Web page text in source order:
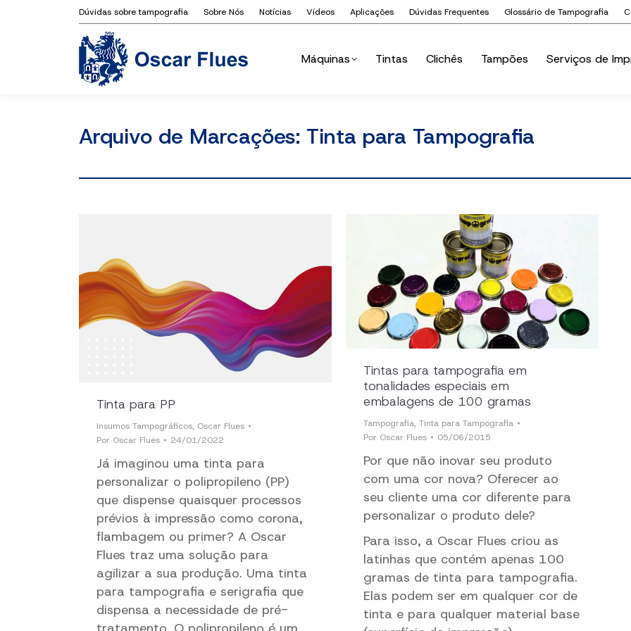
Dúvidas sobre tampografia Sobre Nós Notícias Vídeos Aplicações Dúvidas Frequentes Glossário de Tampografia
Máquinas Tintas Clichês Tampões Serviços de
Arquivo de Marcações: Tinta para Tampografia
Tinta para PP
Insumos Tampográficos, Oscar Flues
Por Oscar Flues 24/01/2022
Já imaginou uma tinta para
personalizar o polipropileno (PP)
que dispense quaisquer processos
prévios à impressão como corona,
flambagem ou primer? A Oscar
Flues traz uma solução para
agilizar a sua produção. Uma tinta
para tampografia e serigrafia que
dispensa a necessidade de pré-
Tintas para tampografia em
tonalidades especiais em
embalagens de 100 gramas
Tampografia, Tinta para Tampografia
Por Oscar Flues 05/06/2015
Por que não inovar seu produto
com uma cor nova? Oferecer ao
seu cliente uma cor diferente para
personalizar o produto dele?
Para isso, a Oscar Flues criou as
latinhas que contém apenas 100
gramas de tinta para tampografia.
Elas podem ser em qualquer cor de
tinta e para qualquer material base